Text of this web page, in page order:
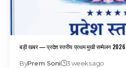
बड़ी खबर — प्रदेश स्तरीय प्रथम मुखी सम्मेलन 2026
ByPrem Soni 3 weeks ago